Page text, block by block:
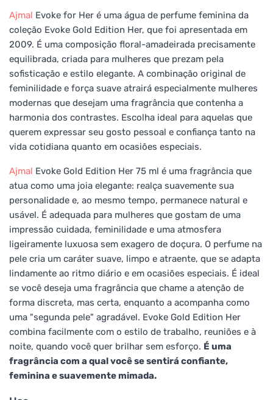
Ajmal Evoke for Her é uma água de perfume feminina da
coleção Evoke Gold Edition Her, que foi apresentada em
2009. É uma composição floral-amadeirada precisamente
equilibrada, criada para mulheres que prezam pela
sofisticação e estilo elegante. A combinação original de
feminilidade e força suave atrairá especialmente mulheres
modernas que desejam uma fragrância que contenha a
harmonia dos contrastes. Escolha ideal para aquelas que
querem expressar seu gosto pessoal e confiança tanto na
vida cotidiana quanto em ocasiões especiais.
Ajmal Evoke Gold Edition Her 75 ml é uma fragrância que
atua como uma joia elegante: realça suavemente sua
personalidade e, ao mesmo tempo, permanece natural e
usável. É adequada para mulheres que gostam de uma
impressão cuidada, feminilidade e uma atmosfera
ligeiramente luxuosa sem exagero de doçura. O perfume na
pele cria um caráter suave, limpo e atraente, que se adapta
lindamente ao ritmo diário e em ocasiões especiais. É ideal
se você deseja uma fragrância que chame a atenção de
forma discreta, mas certa, enquanto a acompanha como
uma "segunda pele" agradável. Evoke Gold Edition Her
combina facilmente com o estilo de trabalho, reuniões e à
noite, quando você quer brilhar sem esforço. É uma
fragrância com a qual você se sentirá confiante,
feminina e suavemente mimada.